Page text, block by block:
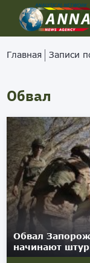
Главная Записи
Обвал
Обвал
начинают